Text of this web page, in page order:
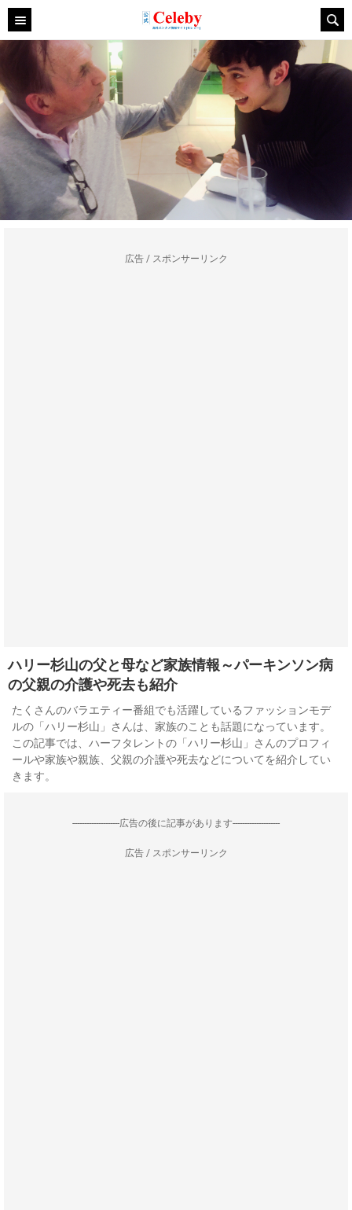
広告 / スポンサーリンク
ハリー杉山の父と母など家族情報～パーキンソン病
の父親の介護や死去も紹介
たくさんのバラエティー番組でも活躍しているファッションモデ
ルの「ハリー杉山」さんは、家族のことも話題になっています。
この記事では、ハーフタレントの「ハリー杉山」さんのプロフィ
ールや家族や親族、父親の介護や死去などについてを紹介してい
きます。
--------------------広告の後に記事があります--------------------
広告 / スポンサーリンク